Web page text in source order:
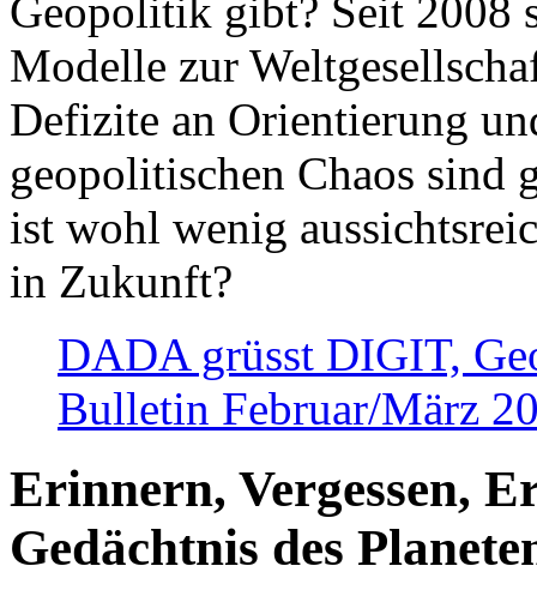
Geopolitik gibt? Seit 2008
Modelle zur
Defizite an Orientierung
geopolitischen Chaos sind
ist wohl wenig
in Zukunft?
DADA grüsst DIGIT,
Bulletin Februar/März
Erinnern, Vergessen,
Gedächtnis des